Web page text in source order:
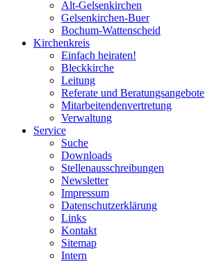
Alt-Gelsenkirchen
Gelsenkirchen-Buer
Bochum-Wattenscheid
Kirchenkreis
Einfach heiraten!
Bleckkirche
Leitung
Referate und Beratungsangebote
Mitarbeitendenvertretung
Verwaltung
Service
Suche
Downloads
Stellenausschreibungen
Newsletter
Impressum
Datenschutzerklärung
Links
Kontakt
Sitemap
Intern